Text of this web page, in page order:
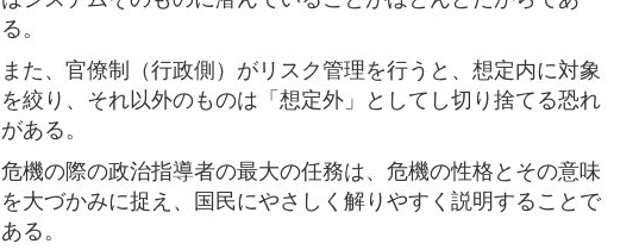
る。
また、官僚制（行政側）がリスク管理を行うと、想定内に対象
を絞り、それ以外のものは「想定外」としてし切り捨てる恐れ
がある。
危機の際の政治指導者の最大の任務は、危機の性格とその意味
を大づかみに捉え、国民にやさしく解りやすく説明することで
ある。